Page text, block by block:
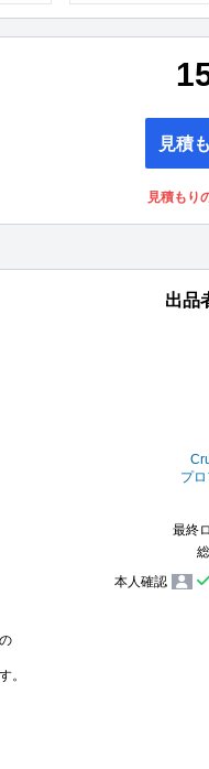
見積
見積もり
出品
プ
最終
本人確認
。